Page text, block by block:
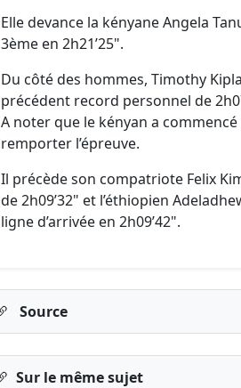
Elle devance la kényane Angela
3ème en 2h21’25".
Du côté des hommes, Timothy
précédent record personnel de
A noter que le kényan a
remporter l’épreuve.
Il précède son compatriote Felix
de 2h09’32" et l’éthiopien
ligne d’arrivée en 2h09’42".
Source
Sur le même sujet